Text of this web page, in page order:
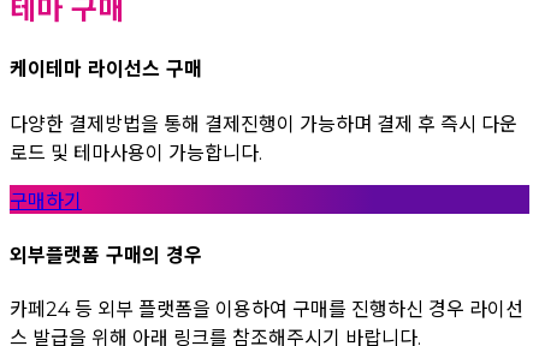
테마 구매
케이테마 라이선스 구매
다양한 결제방법을 통해 결제진행이 가능하며 결제 후 즉시 다운
로드 및 테마사용이 가능합니다.
구매하기
외부플랫폼 구매의 경우
카페24 등 외부 플랫폼을 이용하여 구매를 진행하신 경우 라이선
스 발급을 위해 아래 링크를 참조해주시기 바랍니다.